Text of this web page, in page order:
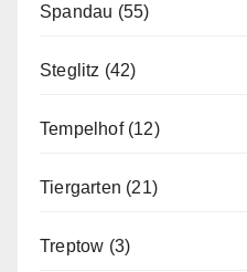
Spandau (55)
Steglitz (42)
Tempelhof(12)
Tiergarten (21)
Treptow (3)